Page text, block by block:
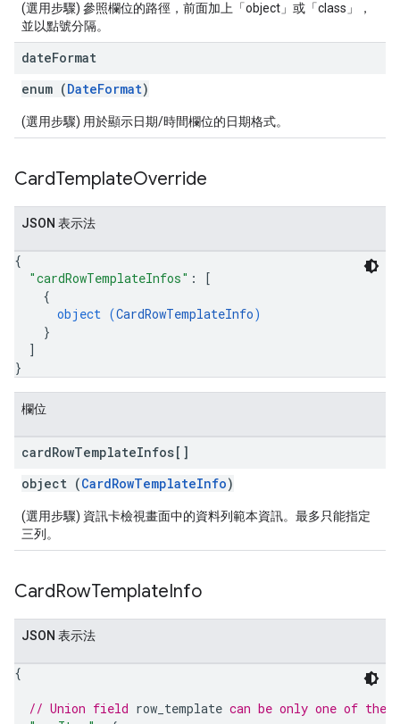
(選用步驟) 參照欄位的路徑，前面加上「object」或「class」，
並以點號分隔。
dateFormat
enum (DateFormat)
(選用步驟) 用於顯示日期/時間欄位的日期格式。
CardTemplateOverride
JSON 表示法
{
"cardRowTemplateInfos" :
[
{
object (CardRowTemplateInfo)
}
]
}
欄位
cardRowTemplateInfos[]
object (CardRowTemplateInfo)
(選用步驟) 資訊卡檢視畫面中的資料列範本資訊。最多只能指定
三列。
CardRowTemplateInfo
JSON 表示法
{
// Union field row_template can be only one of the